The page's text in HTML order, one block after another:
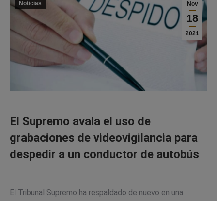
Nov
18
2021
Noticias
El Supremo avala el uso de
grabaciones de videovigilancia para
despedir a un conductor de autobús
El Tribunal Supremo ha respaldado de nuevo en una